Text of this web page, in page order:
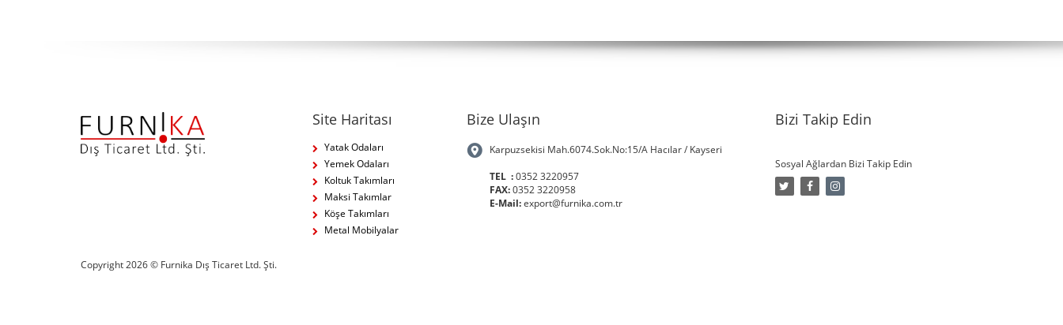
Site Haritası
Yatak Odaları
Yemek Odaları
Koltuk Takımları
Maksi Takımlar
Köşe Takımları
Metal Mobilyalar
Bize Ulaşın
Karpuzsekisi Mah.6074.Sok.No:15/A Hacılar / Kayseri
TEL :0352 3220957
FAX:0352 3220958
E-Mail:export@furnika.com.tr
Bizi Takip Edin
Sosyal Ağlardan Bizi Takip Edin
Copyright 2026 © Furnika Dış Ticaret Ltd. Şti.